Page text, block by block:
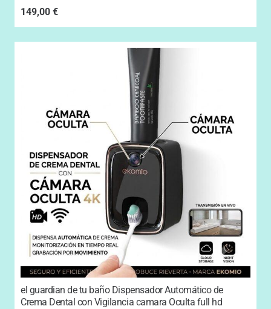
149,00 €
el guardian de tu baño Dispensador Automático de
Crema Dental con Vigilancia camara Oculta full hd